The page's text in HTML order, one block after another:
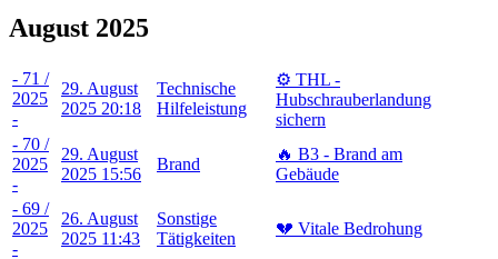
August 2025
- 71 /
2025
-
29. August
2025 20:18
Technische
Hilfeleistung
⚙️ THL -
Hubschrauberlandung
sichern
- 70 /
2025
-
29. August
2025 15:56
Brand
🔥 B3 - Brand am
Gebäude
- 69 /
2025
-
26. August
2025 11:43
Sonstige
Tätigkeiten
💔 Vitale Bedrohung